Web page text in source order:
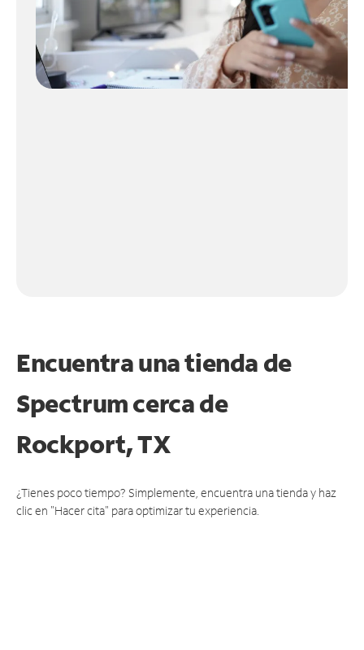
Encuentra una tienda de
Spectrumcerca de
Rockport, TX
¿Tienes poco tiempo? Simplemente, encuentra una tienda y haz
clic en "Hacer cita" para optimizar tu experiencia.